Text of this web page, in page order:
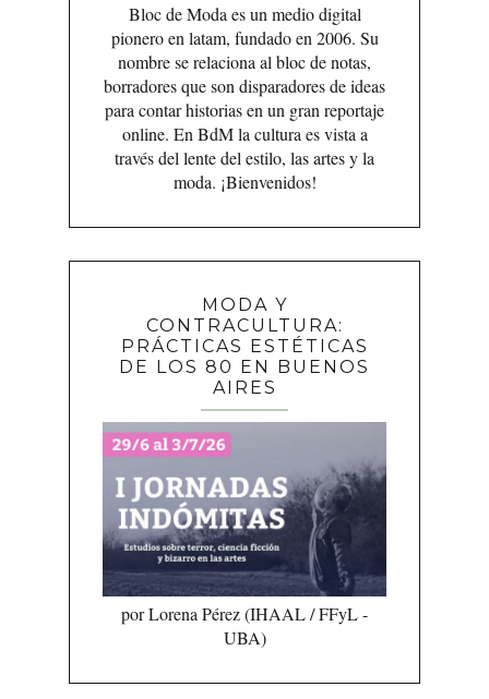
Bloc de Moda es un medio digital
pionero en latam, fundado en 2006. Su
nombre se relaciona al bloc de notas,
borradores que son disparadores de ideas
para contar historias en un gran reportaje
online. En BdM la cultura es vista a
través del lente del estilo, las artes y la
moda. ¡Bienvenidos!
MODA Y
CONTRACULTURA:
PRÁCTICAS ESTÉTICAS
DE LOS 80 EN BUENOS
AIRES
por Lorena Pérez (IHAAL / FFyL -
UBA)